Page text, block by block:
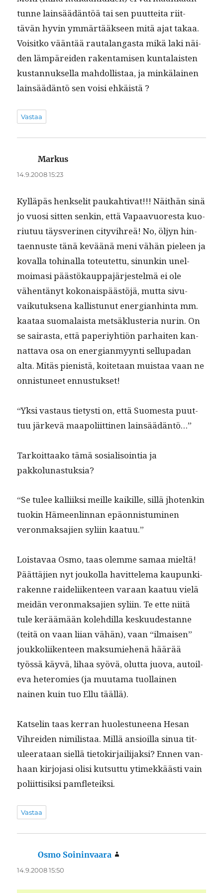
tunne lain­säädän­töä tai sen puut­tei­ta riit­
tävän hyvin ymmärtääk­seen mitä ajat takaa.
Voisitko vään­tää rauta­lan­gas­ta mikä laki näi­
den läm­pärei­den rak­en­tamisen kun­ta­lais­ten
kus­tan­nuk­sel­la mah­dol­lis­taa, ja minkälainen
lain­säädän­tö sen voisi ehkäistä ?
Vastaa
Markus
14.9.2008 15:23
Kyl­läpäs henkselit paukah­ti­vat!!! Näithän sinä
jo vuosi sit­ten senkin, että Vapaavuores­ta kuo­
ri­u­tuu täysver­i­nen cityvihreä! No, öljyn hin­
taen­nuste tänä keväänä meni vähän pieleen ja
koval­la tohi­nal­la toteutet­tu, sin­unkin unel­
moimasi päästökaup­pa­jär­jestelmä ei ole
vähen­tänyt kokon­ais­päästöjä, mut­ta sivu­
vaiku­tuk­se­na kallis­tunut ener­gian­hin­ta mm.
kaataa suo­ma­laista met­säk­lus­te­ria nurin. On
se sairas­ta, että paperiy­htiön parhait­en kan­
nat­ta­va osa on ener­gian­myyn­ti sell­u­padan
alta. Mitäs pienistä, koite­taan muis­taa vaan ne
onnis­tuneet ennustukset!
“Yksi vas­taus tietysti on, että Suomes­ta puut­
tuu järkevä maapoli­it­ti­nen lainsäädäntö…”
Tarkoit­taako tämä sosial­isoin­tia ja
pakkolunastuksia?
“Se tulee kalli­ik­si meille kaikille, sil­lä jhotenkin
tuokin Hämeen­lin­nan epäon­nis­tu­mi­nen
veron­mak­sajien syli­in kaatuu.”
Lois­tavaa Osmo, taas olemme samaa mieltä!
Päät­täjien nyt joukol­la havit­tele­ma kaupunki­
rakenne raideli­iken­teen varaan kaatuu vielä
mei­dän veron­mak­sajien syli­in. Te ette niitä
tule keräämään kole­hdil­la kesku­ud­estanne
(teitä on vaan liian vähän), vaan “ilmaisen”
joukkoli­iken­teen mak­sum­iehenä häärää
työssä käyvä, lihaa syövä, olut­ta juo­va, autoil­
e­va het­eromies (ja muu­ta­ma tuol­lainen
nainen kuin tuo Ellu täällä).
Kat­selin taas ker­ran huolestuneena Hesan
Vihrei­den nim­ilis­taa. Mil­lä ansioil­la sin­ua tit­
uleer­ataan siel­lä tietokir­jail­i­jak­si? Ennen van­
haan kir­jo­jasi olisi kut­sut­tu ytimekkäästi vain
poli­it­tisik­si pamfleteiksi.
Vastaa
Osmo Soininvaara
14.9.2008 15:50